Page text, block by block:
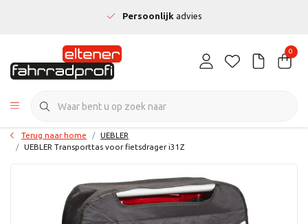
Persoonlijkadvies
0
Terug naar home
UEBLER
UEBLER Transporttas voor fietsdrager i31Z